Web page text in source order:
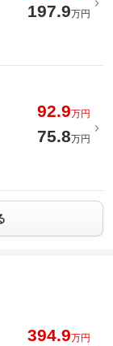
197.9万円
92.9万円
75.8万円
394.9万円